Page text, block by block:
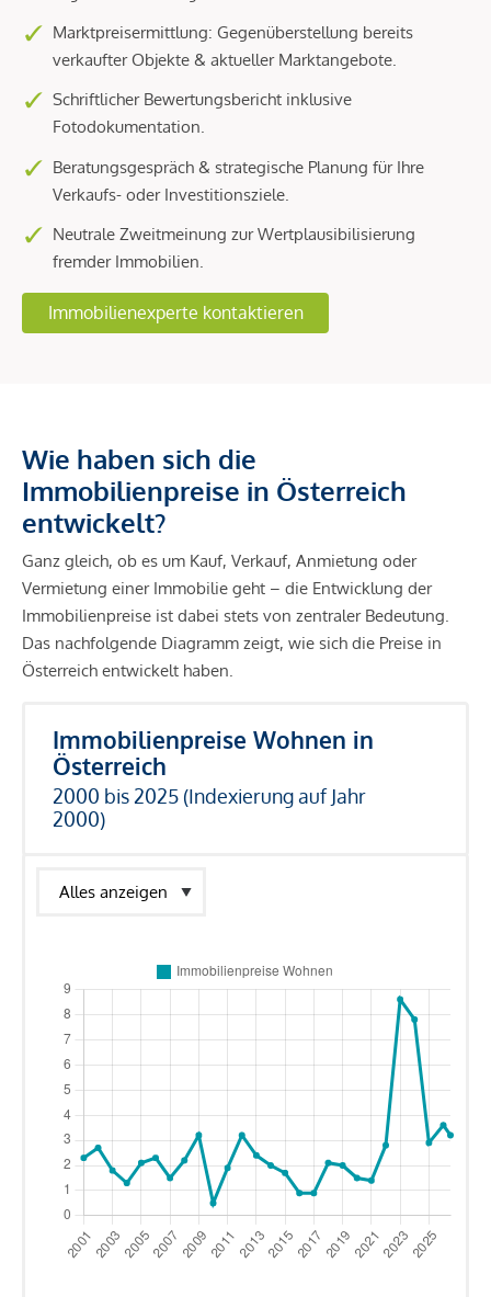
Marktpreisermittlung: Gegenüberstellung bereits
verkaufter Objekte & aktueller Marktangebote.
Schriftlicher Bewertungsbericht inklusive
Fotodokumentation.
Beratungsgespräch & strategische Planung für Ihre
Verkaufs- oder Investitionsziele.
Neutrale Zweitmeinung zur Wertplausibilisierung
fremder Immobilien.
Immobilienexperte kontaktieren
Wie haben sich die
Immobilienpreise in Österreich
entwickelt?
Ganz gleich, ob es um Kauf, Verkauf, Anmietung oder
Vermietung einer Immobilie geht – die Entwicklung der
Immobilienpreise ist dabei stets von zentraler Bedeutung.
Das nachfolgende Diagramm zeigt, wie sich die Preise in
Österreich entwickelt haben.
Immobilienpreise Wohnen in
Österreich
2000 bis 2025 (Indexierung auf Jahr
2000)